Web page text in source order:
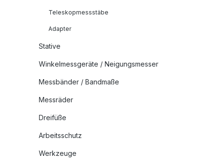
Teleskopmessstäbe
Adapter
Stative
Winkelmessgeräte / Neigungsmesser
Messbänder / Bandmaße
Messräder
Dreifüße
Arbeitsschutz
Werkzeuge